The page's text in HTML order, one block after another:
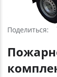
Поделиться: